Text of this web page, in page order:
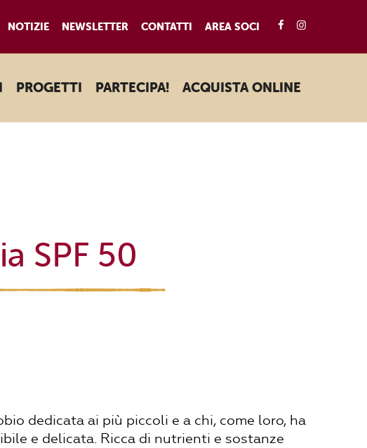
NOTIZIE
NEWSLETTER CONTATTI AREA SOCI FACEBOOK
PROGETTI PARTECIPA! ACQUISTA ONLINE
SPF 50
dedicata ai più piccoli e a chi, come loro, ha
e delicata. Ricca di nutrienti e sostanze